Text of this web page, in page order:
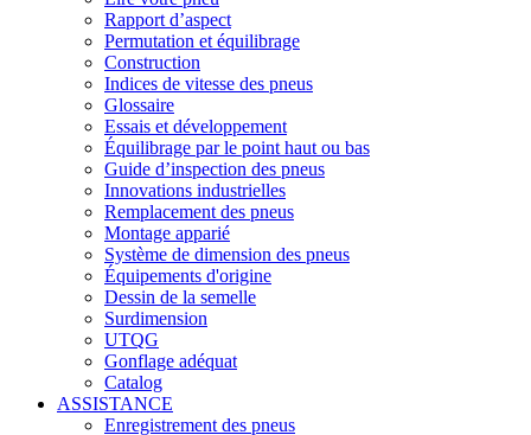
Rapport d’aspect
Permutation et équilibrage
Construction
Indices de vitesse des pneus
Glossaire
Essais et développement
Équilibrage par le point haut ou bas
Guide d’inspection des pneus
Innovations industrielles
Remplacement des pneus
Montage apparié
Système de dimension des pneus
Équipements d'origine
Dessin de la semelle
Surdimension
UTQG
Gonflage adéquat
Catalog
ASSISTANCE
Enregistrement des pneus